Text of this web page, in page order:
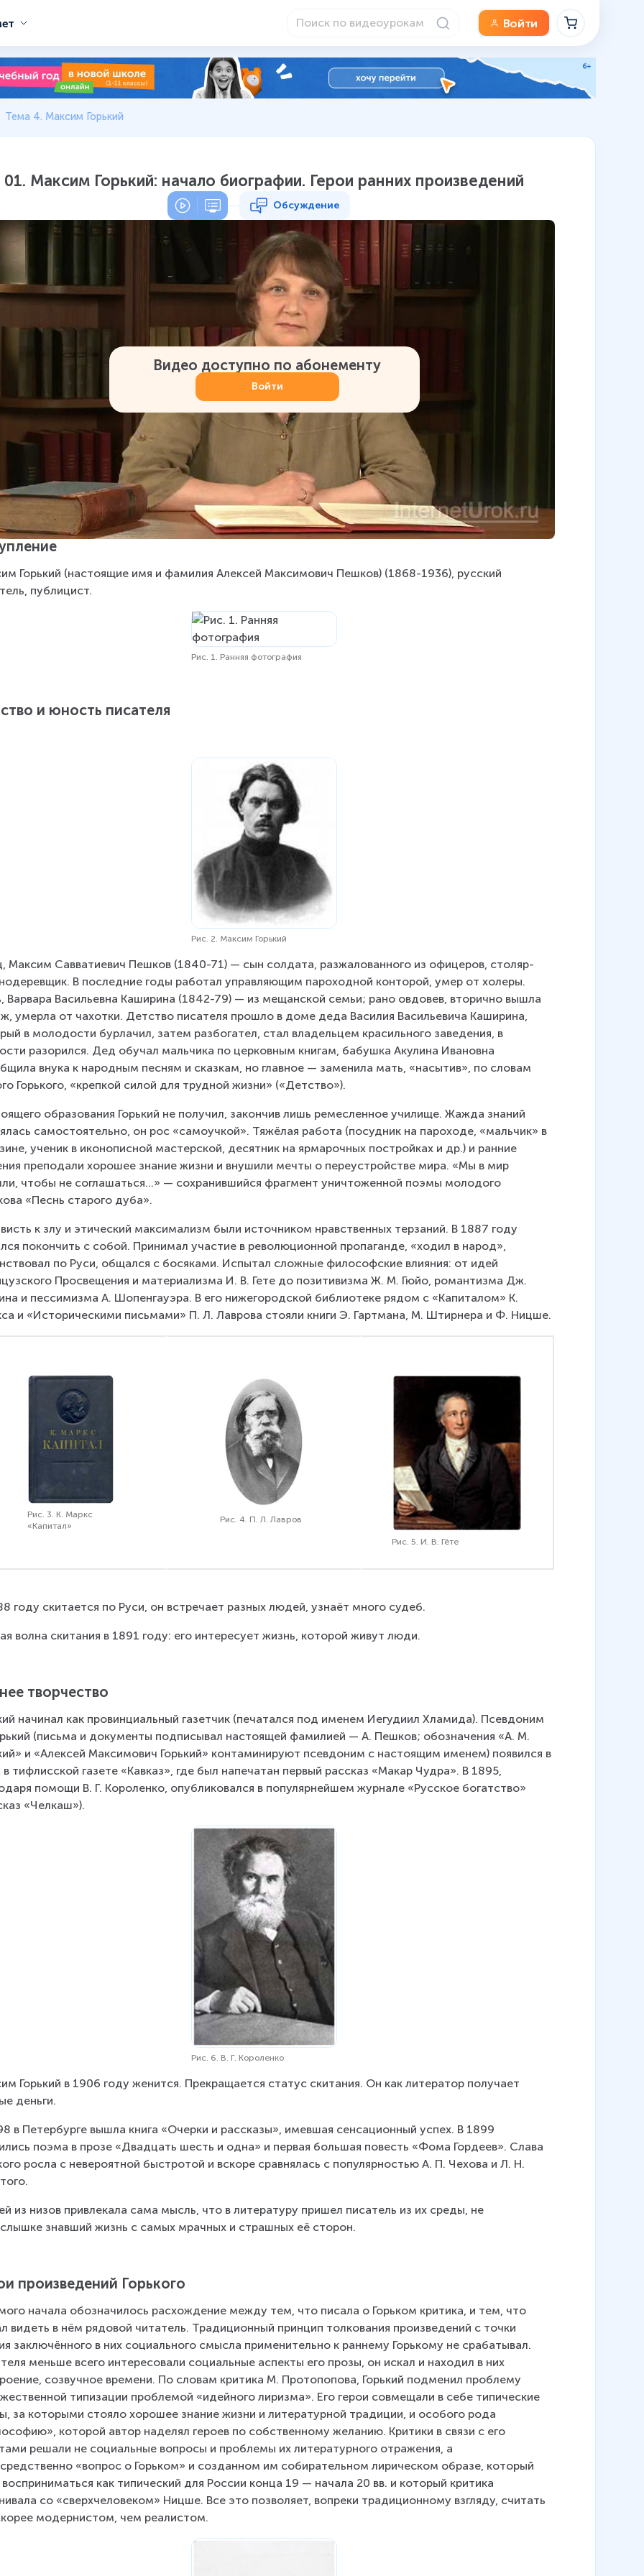
Войти
Тема 4. Максим Горький
01. Максим Горький: начало биографии. Герои ранних произведений
Обсуждение
Видео доступно по абонементу
Войти
Горький (настоящие имя и фамилия Алексей Максимович Пешков) (1868-1936), русский
публицист.
Рис. 1. Ранняя фотография
и юность писателя
Рис. 2. Максим Горький
Максим Савватиевич Пешков (1840-71) — сын солдата, разжалованного из офицеров, столяр-
В последние годы работал управляющим пароходной конторой, умер от холеры.
Варвара Васильевна Каширина (1842-79) — из мещанской семьи; рано овдовев, вторично вышла
умерла от чахотки. Детство писателя прошло в доме деда Василия Васильевича Каширина,
в молодости бурлачил, затем разбогател, стал владельцем красильного заведения, в
разорился. Дед обучал мальчика по церковным книгам, бабушка Акулина Ивановна
внука к народным песням и сказкам, но главное — заменила мать, «насытив», по словам
Горького, «крепкой силой для трудной жизни» («Детство»).
образования Горький не получил, закончив лишь ремесленное училище. Жажда знаний
самостоятельно, он рос «самоучкой». Тяжёлая работа (посудник на пароходе, «мальчик» в
ученик в иконописной мастерской, десятник на ярмарочных постройках и др.) и ранние
преподали хорошее знание жизни и внушили мечты о переустройстве мира. «Мы в мир
чтобы не соглашаться...» — сохранившийся фрагмент уничтоженной поэмы молодого
«Песнь старого дуба».
к злу и этический максимализм были источником нравственных терзаний. В 1887 году
покончить с собой. Принимал участие в революционной пропаганде, «ходил в народ»,
по Руси, общался с босяками. Испытал сложные философские влияния: от идей
Просвещения и материализма И. В. Гете до позитивизма Ж. М. Гюйо, романтизма Дж.
и пессимизма А. Шопенгауэра. В его нижегородской библиотеке рядом с «Капиталом» К.
и «Историческими письмами» П. Л. Лаврова стояли книги Э. Гартмана, М. Штирнера и Ф. Ницше.
Рис. 3. К. Маркс
«Капитал»
Рис. 4. П. Л. Лавров
Рис. 5. И. В. Гёте
году скитается по Руси, он встречает разных людей, узнаёт много судеб.
волна скитания в 1891 году: его интересует жизнь, которой живут люди.
творчество
начинал как провинциальный газетчик (печатался под именем Иегудиил Хламида). Псевдоним
(письма и документы подписывал настоящей фамилией — А. Пешков; обозначения «А. М.
и «Алексей Максимович Горький» контаминируют псевдоним с настоящим именем) появился в
в тифлисской газете «Кавказ», где был напечатан первый рассказ «Макар Чудра». В 1895,
помощи В. Г. Короленко, опубликовался в популярнейшем журнале «Русское богатство»
«Челкаш»).
Рис. 6. В. Г. Короленко
Горький в 1906 году женится. Прекращается статус скитания. Он как литератор получает
деньги.
в Петербурге вышла книга «Очерки и рассказы», имевшая сенсационный успех. В 1899
поэма в прозе «Двадцать шесть и одна» и первая большая повесть «Фома Гордеев». Слава
росла с невероятной быстротой и вскоре сравнялась с популярностью А. П. Чехова и Л. Н.
из низов привлекала сама мысль, что в литературу пришел писатель из их среды, не
знавший жизнь с самых мрачных и страшных её сторон.
произведений Горького
начала обозначилось расхождение между тем, что писала о Горьком критика, и тем, что
видеть в нём рядовой читатель. Традиционный принцип толкования произведений с точки
заключённого в них социального смысла применительно к раннему Горькому не срабатывал.
меньше всего интересовали социальные аспекты его прозы, он искал и находил в них
созвучное времени. По словам критика М. Протопопова, Горький подменил проблему
типизации проблемой «идейного лиризма». Его герои совмещали в себе типические
за которыми стояло хорошее знание жизни и литературной традиции, и особого рода
которой автор наделял героев по собственному желанию. Критики в связи с его
решали не социальные вопросы и проблемы их литературного отражения, а
«вопрос о Горьком» и созданном им собирательном лирическом образе, который
восприниматься как типический для России конца 19 — начала 20 вв. и который критика
со «сверхчеловеком» Ницше. Все это позволяет, вопреки традиционному взгляду, считать
модернистом, чем реалистом.